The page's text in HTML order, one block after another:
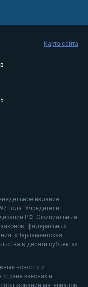
издание
года. Учредители
РФ. Официальный
федеральных
«Парламентская
в десяти субъектах
новости и
законах и
материалов
Карта сайта